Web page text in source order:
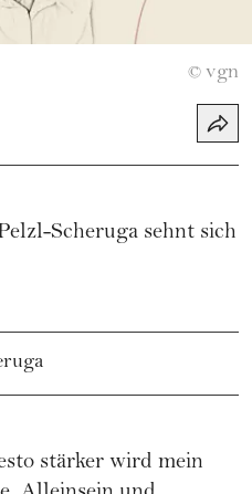
© vgn
Scheruga sehnt sich
stärker wird mein